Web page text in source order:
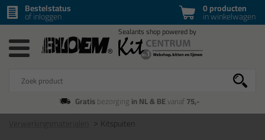
0 producten
in winkelwagen
Bestelstatus
of inloggen
Gratisbezorging in NL & BEvanaf75,-
Verwerkingsmaterialen Kitspuiten